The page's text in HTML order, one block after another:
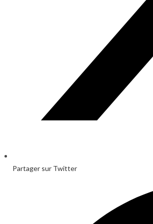
Partager sur Twitter